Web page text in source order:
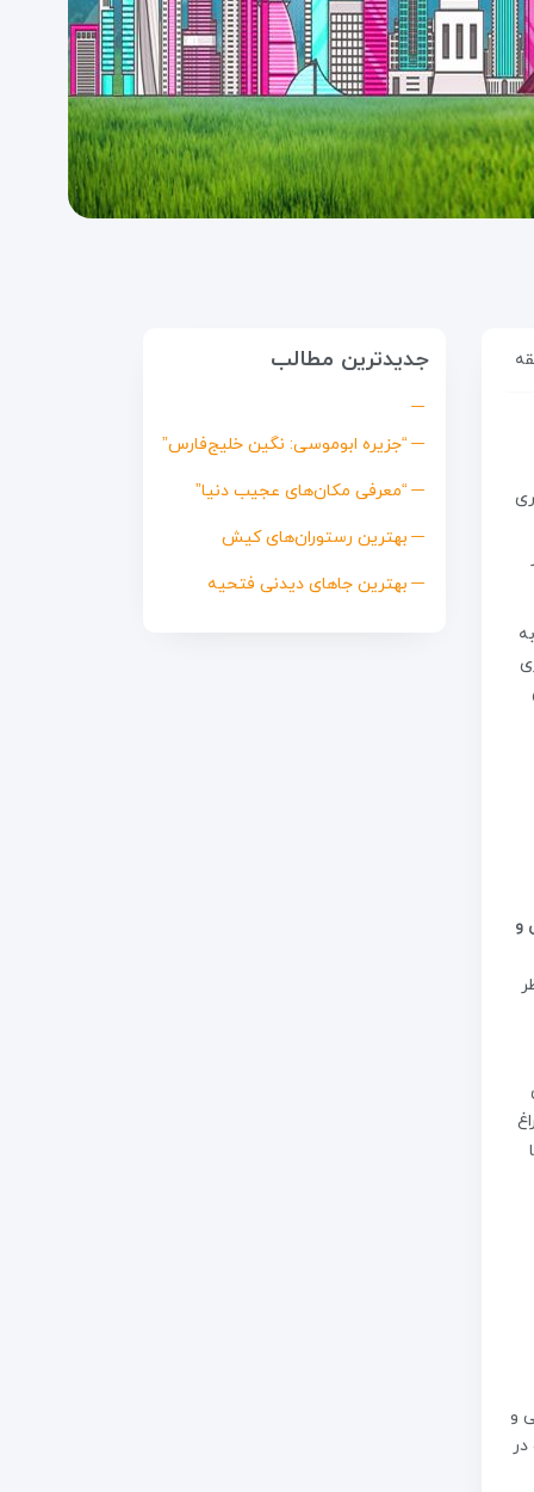
و
و
جدیدترین مطالب
“جزیره ابوموسی: نگین خلیج‌فارس”
“معرفی مکان‌های عجیب دنیا”
بهترین رستوران‌های کیش
بهترین جاهای دیدنی فتحیه